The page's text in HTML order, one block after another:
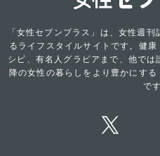
「女性セブンプラス」は、女性週
るライフスタイルサイトです。健
シピ、有名人グラビアまで、他で
降の女性の暮らしをより豊かにす
です